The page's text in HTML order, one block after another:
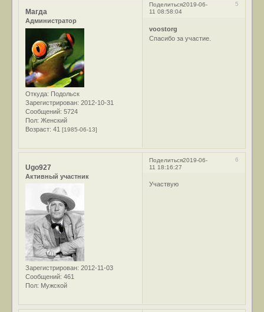
Поделиться 5
2019-06-
11 08:58:04
Магда
Администратор
Откуда: Подольск
Зарегистрирован: 2012-10-31
Сообщений: 5724
Пол: Женский
Возраст: 41[1985-06-13]
voostorg
Спасибо за участие.
Поделиться 6
2019-06-
11 18:16:27
Ugo927
Активный участник
Зарегистрирован: 2012-11-03
Сообщений: 461
Пол: Мужской
Участвую